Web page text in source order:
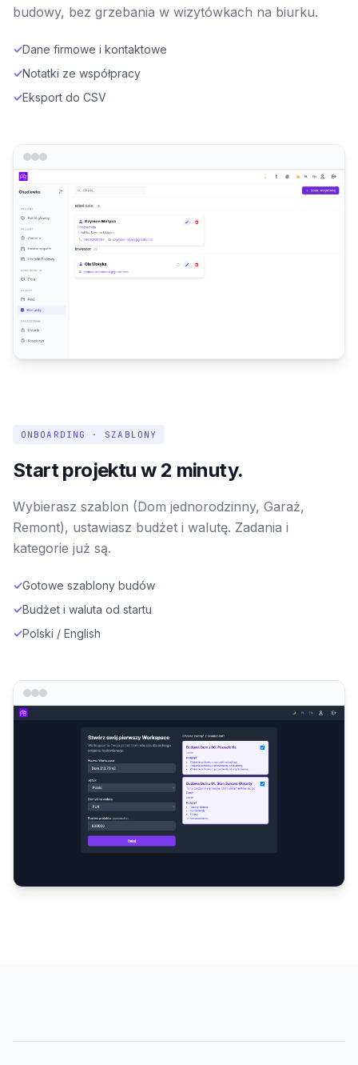
budowy, bez grzebania w wizytówkach na biurku.
✓Dane firmowe i kontaktowe
✓Notatki ze współpracy
✓Eksport do CSV
ONBOARDING · SZABLONY
Start projektu w 2 minuty.
Wybierasz szablon (Dom jednorodzinny, Garaż,
Remont), ustawiasz budżet i walutę. Zadania i
kategorie już są.
✓Gotowe szablony budów
✓Budżet i waluta od startu
✓Polski / English